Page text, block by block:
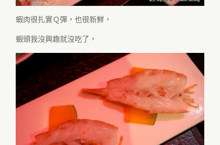
蝦肉很扎實Ｑ彈，也很新鮮，
蝦頭我沒興趣就沒吃了，